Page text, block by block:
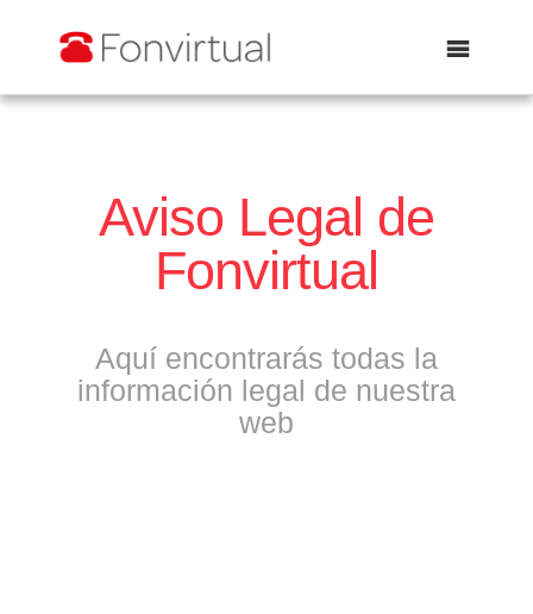
Abrir
Aviso Legal de
Fonvirtual
Aquí encontrarás todas la
información legal de nuestra
web